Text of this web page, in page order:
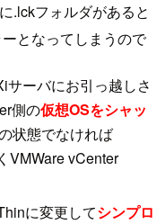
.lckフォルダがあると
となってしまうので
ーバにお引っ越しさ
側の仮想OSをシャッ
状態でなければ
VMWare vCenter
に変更してシンプロ